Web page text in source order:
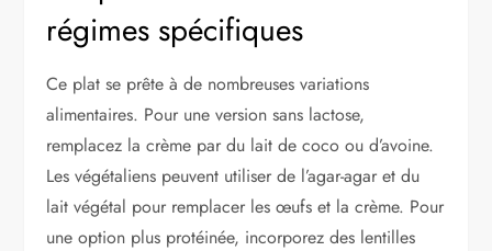
régimes spécifiques
Ce plat se prête à de nombreuses variations
alimentaires. Pour une version sans lactose,
remplacez la crème par du lait de coco ou d’avoine.
Les végétaliens peuvent utiliser de l’agar-agar et du
lait végétal pour remplacer les œufs et la crème. Pour
une option plus protéinée, incorporez des lentilles